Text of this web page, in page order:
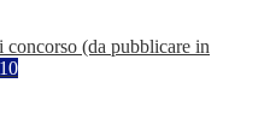
concorso (da pubblicare in
10